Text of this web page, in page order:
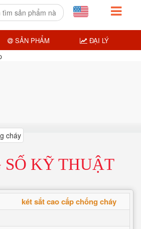
SỐ KỸ THUẬT
két sắt cao cấp chống cháy
SẢN PHẨM ĐẠI LÝ